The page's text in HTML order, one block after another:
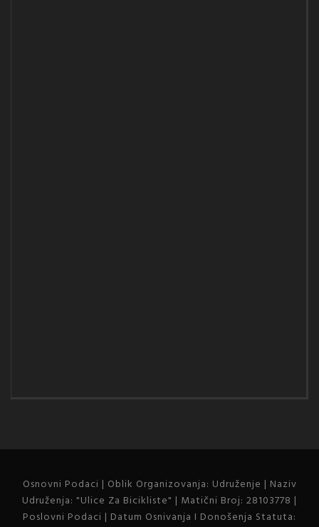
Osnovni Podaci | Oblik Organizovanja: Udruženje | Naziv
Udruženja: "Ulice Za Bicikliste" | Matični Broj: 28103778 |
Poslovni Podaci | Datum Osnivanja I Donošenja Statuta: